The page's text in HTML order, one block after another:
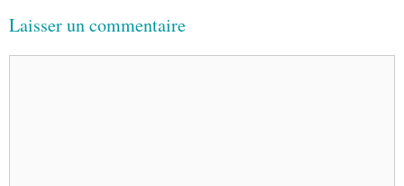
Laisser un commentaire